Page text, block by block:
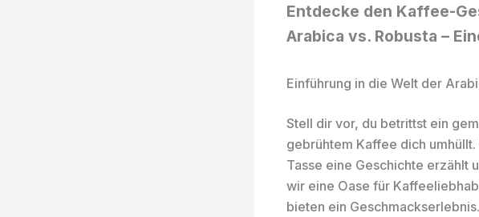
Entdecke den Kaffee-
Arabica vs. Robusta –
Einführung in die Welt der
Stell dir vor, du betrittst ein
gebrühtem Kaffee dich
Tasse eine Geschichte erzählt
wir eine Oase für
bieten ein Geschmackserlebnis.